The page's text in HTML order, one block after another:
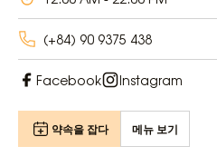
(+84) 90 9375 438
Facebook Instagram
약속을 잡다 메뉴 보기